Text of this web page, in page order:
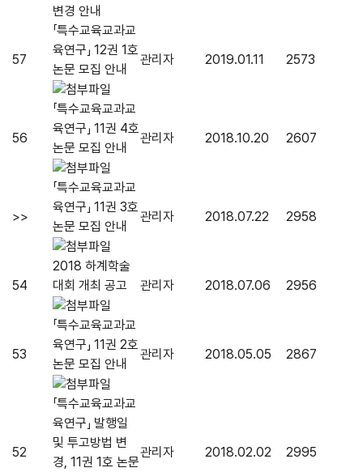
변경 안내
57
「특수교육교과교
육연구」 12권 1호
논문 모집 안내
관리자 2019.01.11 2573
56
「특수교육교과교
육연구」 11권 4호
논문 모집 안내
관리자 2018.10.20 2607
>>
「특수교육교과교
육연구」 11권 3호
논문 모집 안내
관리자 2018.07.22 2958
54
2018 하계학술
대회 개최 공고
관리자 2018.07.06 2956
53
「특수교육교과교
육연구」 11권 2호
논문 모집 안내
관리자 2018.05.05 2867
52
「특수교육교과교
육연구」 발행일
및 투고방법 변
경, 11권 1호 논문
관리자 2018.02.02 2995